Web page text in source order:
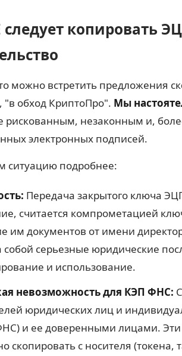
копировать
можно встретить предложения
, "в обход КриптоПро". Мы
рискованным, незаконным и,
электронных подписей.
ситуацию подробнее:
Передача закрытого ключа
считается компрометацией
им документов от имени
собой серьезные юридические
и использование.
невозможность для КЭП ФНС:
юридических лиц и
и ее доверенными лицами. Эти
скопировать с носителя (токена,